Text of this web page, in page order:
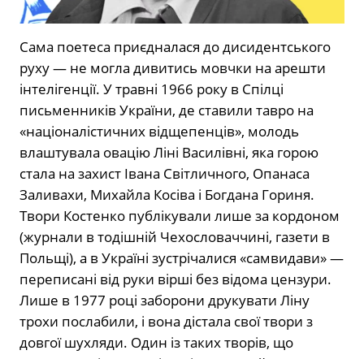
Сама поетеса приєдналася до дисидентського
руху — не могла дивитись мовчки на арешти
інтелігенції. У травні 1966 року в Спілці
письменників України, де ставили тавро на
«націоналістичних відщепенців», молодь
влаштувала овацію Ліні Василівні, яка горою
стала на захист Івана Світличного, Опанаса
Заливахи, Михайла Косіва і Богдана Гориня.
Твори Костенко публікували лише за кордоном
(журнали в тодішній Чехословаччині, газети в
Польщі), а в Україні зустрічалися «самвидави» —
переписані від руки вірші без відома цензури.
Лише в 1977 році заборони друкувати Ліну
трохи послабили, і вона дістала свої твори з
довгої шухляди. Один із таких творів, що